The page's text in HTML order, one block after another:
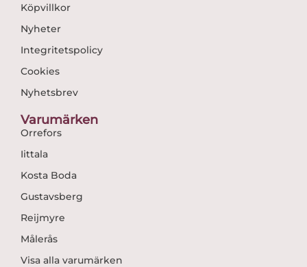
Köpvillkor
Nyheter
Integritetspolicy
Cookies
Nyhetsbrev
Varumärken
Orrefors
Iittala
Kosta Boda
Gustavsberg
Reijmyre
Målerås
Visa alla varumärken